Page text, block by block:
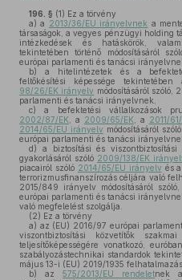
196. § (1) Ez a törvény
a) a 2013/36/EU irányelvnek a
társaságok, a vegyes pénzügyi holding
intézkedések és hatáskörök,
tekintetében történő módosításáról
európai parlamenti és tanácsi
b) a hitelintézetek és a
feltőkésítési képessége tekintetében
98/26/EK irányelv módosításáról szóló,
parlamenti és tanácsi irányelvnek,
c) a befektetési vállalkozások
2002/87/EK , a 2009/65/EK , a 2011/
2014/65/EU irányelv módosításáról
európai parlamenti és tanácsi
d) a biztosítási és
gyakorlásáról szóló 2009/138/EK
piacairól szóló 2014/65/EU irányelv és
terrorizmusfinanszírozás céljára való
2015/849 irányelv módosításáról
európai parlamenti és tanácsi
való megfelelést szolgálja.
(2) Ez a törvény
a) az (EU) 2016/97 európai
viszontbiztosítási közvetítők
teljesítőképességére vonatkozó,
szabályozástechnikai standardok
május 13-i (EU) 2019/1935
b) az575/2013/EU rendeletnek